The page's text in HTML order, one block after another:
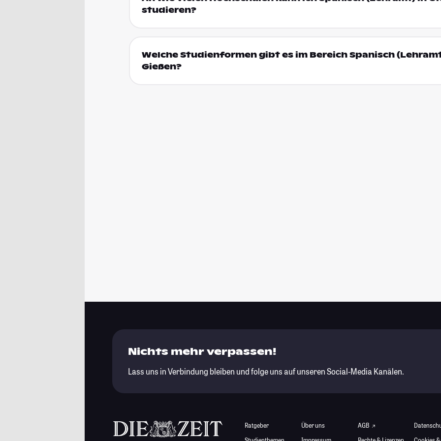
studieren?
Welche Studienformen gibt es im Bereich Spanisch
Gießen?
Nichts mehr verpassen!
Lass uns in Verbindung bleiben und folge uns auf unseren Social-Media Kanälen.
Ratgeber
Über uns
AGB